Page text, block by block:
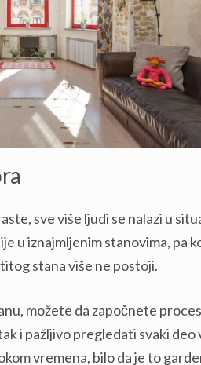
sve više ljudi se nalazi u
u iznajmljenim stanovima, pa
stana više ne postoji.
možete da započnete
i pažljivo pregledati svaki deo
vremena, bilo da je to